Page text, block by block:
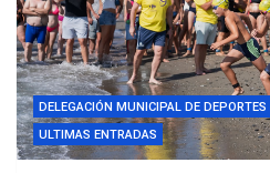
DELEGACIÓN MUNICIPAL DE DEPORTES
ULTIMAS ENTRADAS